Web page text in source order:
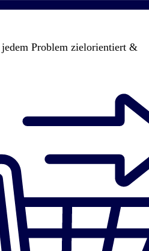
Problem zielorientiert &